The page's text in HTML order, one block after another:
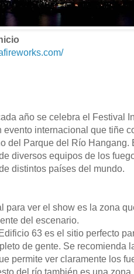
año se celebra el Festival
evento internacional que tiñe
del Parque del Río Hangang.
diversos equipos de los
distintos países del mundo.
para ver el show es la zona
del escenario.
63 es el sitio perfecto
de gente. Se recomienda
permite ver claramente los
del río también es una zona